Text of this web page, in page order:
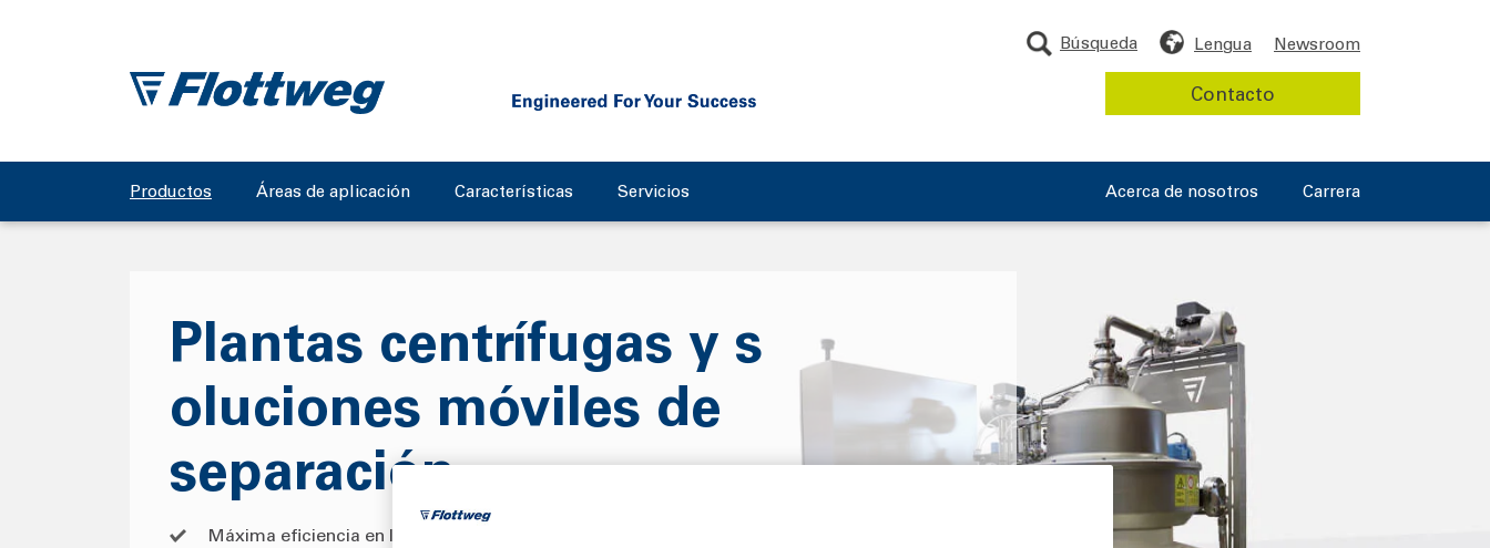
Productos Áreas de aplicación Características Servicios Carrera
Acerca de nosotros
Lengua Newsroom
Búsqueda
Contacto
Plantas centrífugas y s
oluciones móviles de
separación
Máxima eficiencia en los procesos gracias a soluciones completas innovadoras - Made in